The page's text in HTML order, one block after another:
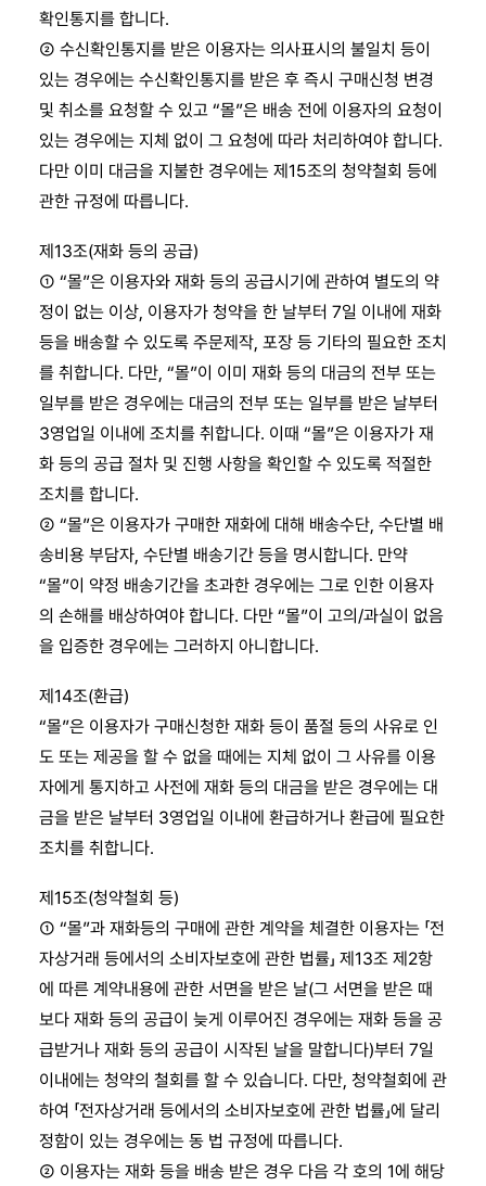
확인통지를 합니다.
② 수신확인통지를 받은 이용자는 의사표시의 불일치 등이
있는 경우에는 수신확인통지를 받은 후 즉시 구매신청 변경
및 취소를 요청할 수 있고 “몰”은 배송 전에 이용자의 요청이
있는 경우에는 지체 없이 그 요청에 따라 처리하여야 합니다.
다만 이미 대금을 지불한 경우에는 제15조의 청약철회 등에
관한 규정에 따릅니다.
제13조(재화 등의 공급)
① “몰”은 이용자와 재화 등의 공급시기에 관하여 별도의 약
정이 없는 이상, 이용자가 청약을 한 날부터 7일 이내에 재화
등을 배송할 수 있도록 주문제작, 포장 등 기타의 필요한 조치
를 취합니다. 다만, “몰”이 이미 재화 등의 대금의 전부 또는
일부를 받은 경우에는 대금의 전부 또는 일부를 받은 날부터
3영업일 이내에 조치를 취합니다. 이때 “몰”은 이용자가 재
화 등의 공급 절차 및 진행 사항을 확인할 수 있도록 적절한
조치를 합니다.
② “몰”은 이용자가 구매한 재화에 대해 배송수단, 수단별 배
송비용 부담자, 수단별 배송기간 등을 명시합니다. 만약
“몰”이 약정 배송기간을 초과한 경우에는 그로 인한 이용자
의 손해를 배상하여야 합니다. 다만 “몰”이 고의/과실이 없음
을 입증한 경우에는 그러하지 아니합니다.
제14조(환급)
“몰”은 이용자가 구매신청한 재화 등이 품절 등의 사유로 인
도 또는 제공을 할 수 없을 때에는 지체 없이 그 사유를 이용
자에게 통지하고 사전에 재화 등의 대금을 받은 경우에는 대
금을 받은 날부터 3영업일 이내에 환급하거나 환급에 필요한
조치를 취합니다.
제15조(청약철회 등)
① “몰”과 재화등의 구매에 관한 계약을 체결한 이용자는 「전
자상거래 등에서의 소비자보호에 관한 법률」 제13조 제2항
에 따른 계약내용에 관한 서면을 받은 날(그 서면을 받은 때
보다 재화 등의 공급이 늦게 이루어진 경우에는 재화 등을 공
급받거나 재화 등의 공급이 시작된 날을 말합니다)부터 7일
이내에는 청약의 철회를 할 수 있습니다. 다만, 청약철회에 관
하여 「전자상거래 등에서의 소비자보호에 관한 법률」에 달리
정함이 있는 경우에는 동 법 규정에 따릅니다.
② 이용자는 재화 등을 배송 받은 경우 다음 각 호의 1에 해당